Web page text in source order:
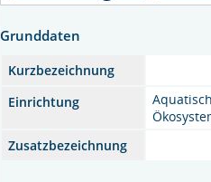
Grunddaten
Kurzbezeichnung
Einrichtung
Zusatzbezeichnung